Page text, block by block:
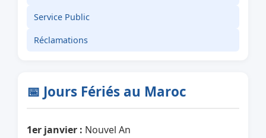
Service Public
Réclamations
📅 Jours Fériés au Maroc
1er janvier : Nouvel An